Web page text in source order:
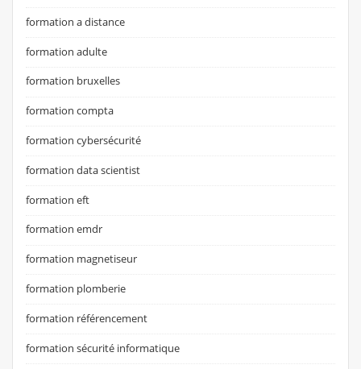
formation a distance
formation adulte
formation bruxelles
formation compta
formation cybersécurité
formation data scientist
formation eft
formation emdr
formation magnetiseur
formation plomberie
formation référencement
formation sécurité informatique